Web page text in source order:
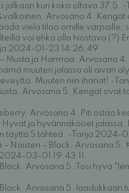
jalkaan kun koko oltava 37.5.
Arvosana 4.
vielä tilaa omille varpaille,
voi ehkä olla hiostava (?)
2024-01-23 14:26:49
Musta ja Harmaa. Arvosana
muuten jalassa oli aivan
Muuten niin ihanat! -
Arvosana 5. Kengät ovat
Arvosana 4. Piti ostaa
ja hyvännäköiset
täyttä 5 tähteä. -Tanja 2024-
Naisten – Black. Arvosana 5.
03-01 19:43:11
Arvosana 5. Tosi hyvä
Arvosana 5.